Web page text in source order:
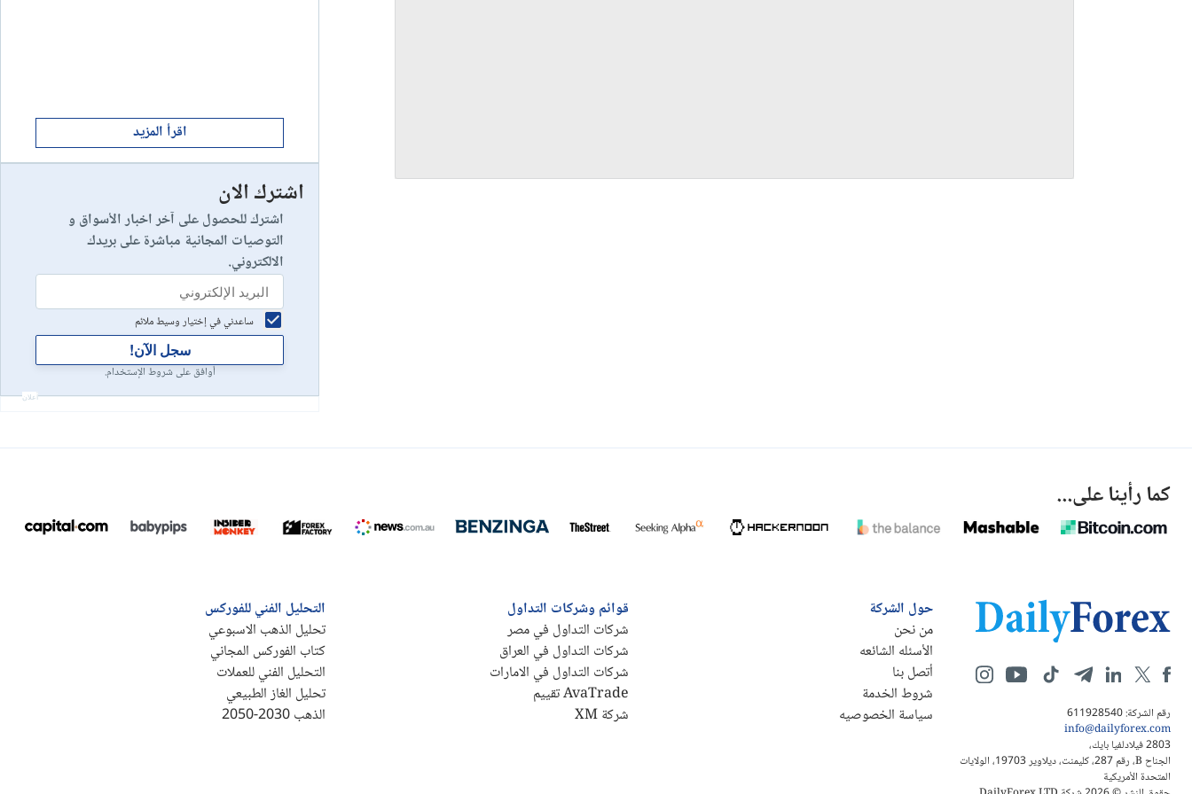
إستعراض شركة
10
اقرأ المزيد
اشترك الان
اشترك للحصول على آخر اخبار الأسواق و
التوصيات المجانية مباشرة على بريدك
الالكتروني.
ساعدني في إختيار وسيط ملائم
سجل الآن!
أوافق على شروط الإستخدام.
أعلان
كما رأينا على...
رقم الشركة: 611928540
info@dailyforex.com
2803 فيلادلفيا بايك،
الجناح B، رقم 287، كليمنت، ديلاوير 19703، الولايات
المتحدة الأمريكية
حول الشركة
من نحن
الأسئله الشائعه
أتصل بنا
شروط الخدمة
سياسة الخصوصيه
قوائم وشركات التداول
شركات التداول في مصر
شركات التداول في العراق
شركات التداول في الامارات
AvaTrade تقييم
شركة XM
التحليل الفني للفوركس
تحليل الذهب الاسبوعي
كتاب الفوركس المجاني
التحليل الفني للعملات
تحليل الغاز الطبيعي
الذهب 2030-2050